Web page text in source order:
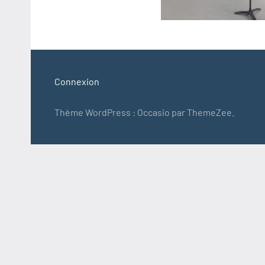
Connexion
Thème WordPress : Occasio par ThemeZee.